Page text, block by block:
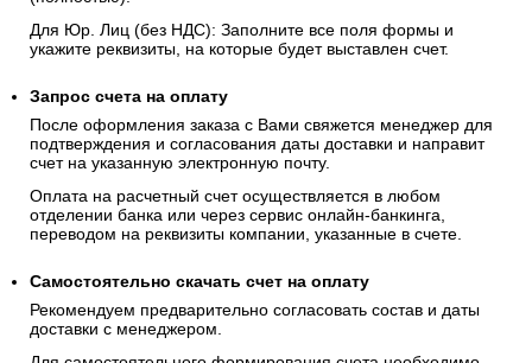
Для Юр. Лиц (без НДС): Заполните все поля формы и
укажите реквизиты, на которые будет выставлен счет.
Запрос счета на оплату
После оформления заказа с Вами свяжется менеджер для
подтверждения и согласования даты доставки и направит
счет на указанную электронную почту.
Оплата на расчетный счет осуществляется в любом
отделении банка или через сервис онлайн-банкинга,
переводом на реквизиты компании, указанные в счете.
Самостоятельно скачать счет на оплату
Рекомендуем предварительно согласовать состав и даты
доставки с менеджером.